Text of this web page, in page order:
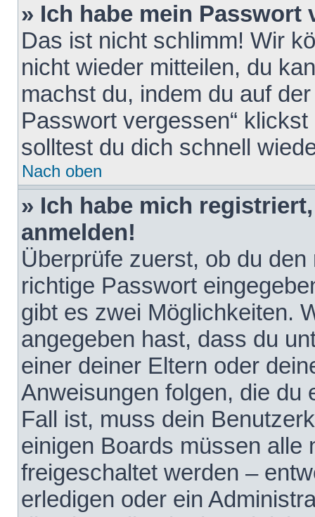
» Ich habe mein Passwort
Das ist nicht schlimm! Wir
nicht wieder mitteilen, du
machst du, indem du auf
Passwort vergessen“
solltest du dich schnell
Nach oben
» Ich habe mich
anmelden!
Überprüfe zuerst, ob du
richtige Passwort
gibt es zwei Möglichkeiten.
angegeben hast, dass du
einer deiner Eltern oder
Anweisungen folgen, die du
Fall ist, muss dein
einigen Boards müssen alle
freigeschaltet werden –
erledigen oder ein